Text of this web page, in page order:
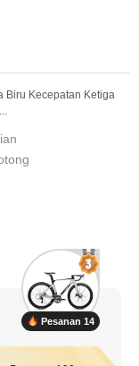
Biru Kecepatan Ketiga
Pesanan 14